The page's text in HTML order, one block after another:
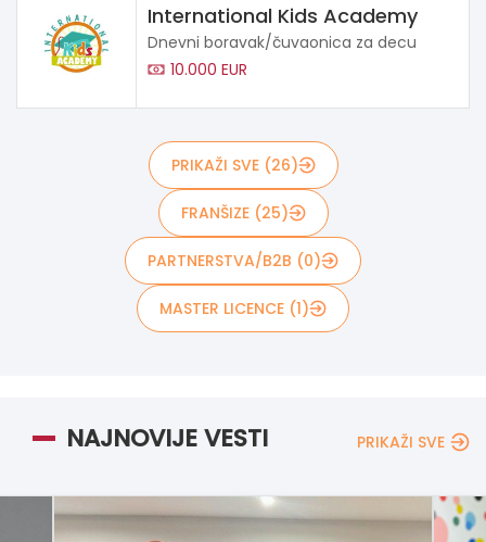
International Kids Academy
Dnevni boravak/čuvaonica za decu
10.000 EUR
PRIKAŽI SVE (26)
FRANŠIZE (25)
PARTNERSTVA/B2B (0)
MASTER LICENCE (1)
NAJNOVIJE VESTI PRIKAŽI SVE